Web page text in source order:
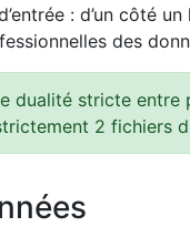
: d’un côté
des
dualité stricte
2 fichiers